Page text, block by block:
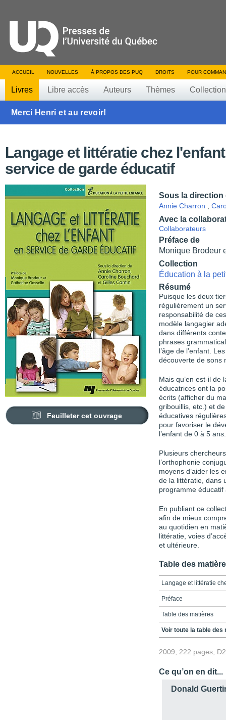
ACCUEIL NOUVELLES À PROPOS DES PUQ DROITS POUR
Livres Libre accès Auteurs Thèmes
Merci Henri et au revoir!
Langage et littératie chez
service de garde éducatif
Feuilleter cet ouvrage
Sous la direction
Annie Charron
Avec la
Collaborateurs
Préface de
Monique Brodeur
Collection
Éducation à la
Résumé
Puisque les deux
régulièrement un
responsabilité de
modèle langagier
dans différents
phrases
l’âge de l’enfant.
découverte de sons
Mais qu’en est-il de
éducatrices ont la
écrits (afficher du
gribouillis, etc.) et
éducatives
pour favoriser le
l’enfant de 0 à 5 ans.
Plusieurs
l’orthophonie
moyens d’aider les
de la littératie, dans
programme éducatif
En publiant ce
afin de mieux
au quotidien en
littératie, voies
et ultérieure.
Table des
Langage et littératie
Préface
Table des matières
Liste des figures et
Chapitre 2
Chapitre 3
Voir toute la table des
2009, 222 pages,
Ce qu’on en dit...
Donald